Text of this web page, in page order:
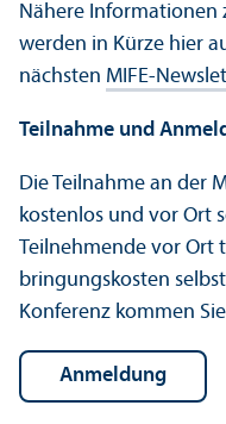
Nähere Informationen
werden in Kürze hier
nächsten MIFE-
Teilnahme und
Die Teilnahme an der
kostenlos und vor Ort
Teilnehmende vor Ort
bringungs­kosten
Konferenz kommen
Anmeldung